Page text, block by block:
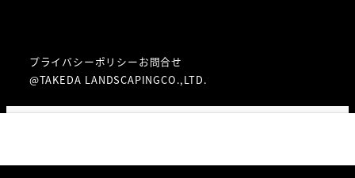
プライバシーポリシーお問合せ
@TAKEDA LANDSCAPINGCO.,LTD.